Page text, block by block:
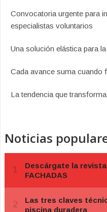
Convocatoria urgente para
especialistas voluntarios
Una solución elástica para
Cada avance suma cuando
La tendencia que
Noticias